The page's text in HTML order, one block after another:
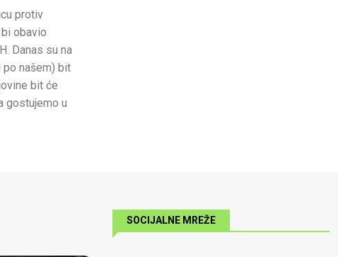
protiv
obavio
Danas su na
po našem) bit
bit će
gostujemo u
SOCIJALNE MREŽE